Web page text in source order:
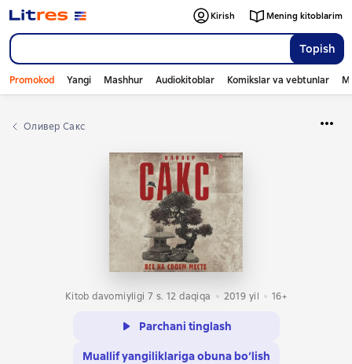
Topish
Kirish Mening kitoblarim
Promokod Yangi Mashhur Audiokitoblar Komikslar va vebtunlar
Оливер Сакс
Kitob davomiyligi 7 s. 12 daqiqa 2019 yil 16+
Parchani tinglash
Muallif yangiliklariga obuna bo‘lish